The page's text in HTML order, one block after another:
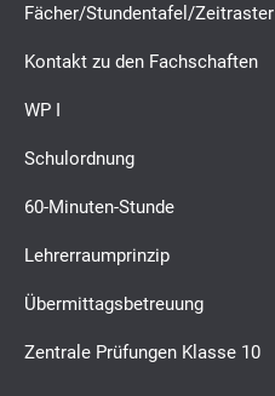
Fächer/Stundentafel/Zeitraster
Kontakt zu den Fachschaften
WP I
Schulordnung
60-Minuten-Stunde
Lehrerraumprinzip
Übermittagsbetreuung
Zentrale Prüfungen Klasse 10